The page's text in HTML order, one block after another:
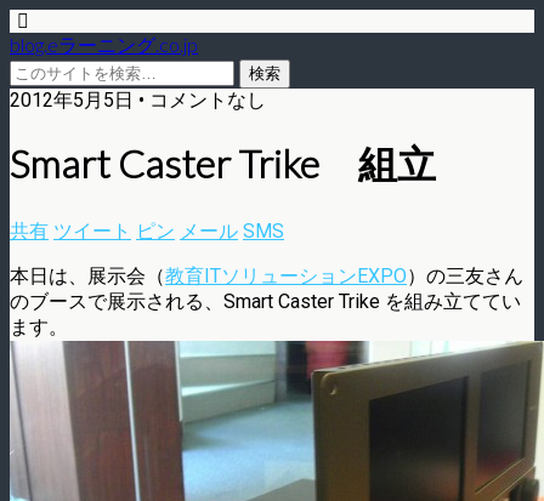
blog.eラーニング.co.jp
2012年5月5日 • コメントなし
Smart Caster Trike 組立
共有 ツイート ピン メール SMS
本日は、展示会（教育ITソリューションEXPO）の三友さん
のブースで展示される、Smart Caster Trike を組み立ててい
ます。